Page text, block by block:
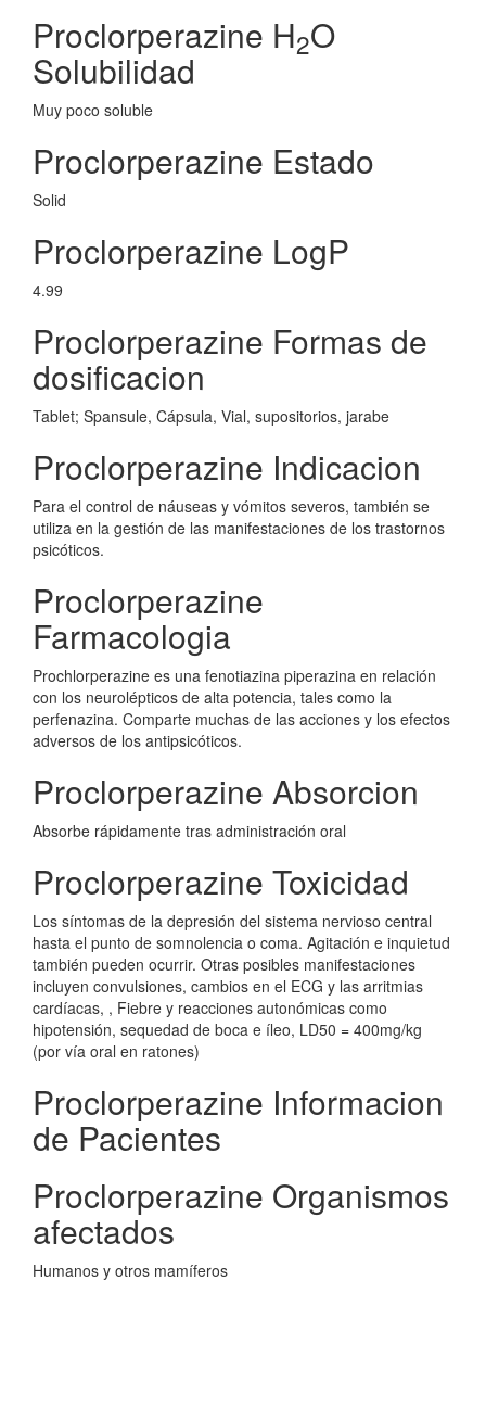
Proclorperazine H2O
Solubilidad
Muy poco soluble
Proclorperazine Estado
Solid
Proclorperazine LogP
4.99
Proclorperazine Formas de
dosificacion
Tablet; Spansule, Cápsula, Vial, supositorios, jarabe
Proclorperazine Indicacion
Para el control de náuseas y vómitos severos, también se
utiliza en la gestión de las manifestaciones de los trastornos
psicóticos.
Proclorperazine
Farmacologia
Prochlorperazine es una fenotiazina piperazina en relación
con los neurolépticos de alta potencia, tales como la
perfenazina. Comparte muchas de las acciones y los efectos
adversos de los antipsicóticos.
Proclorperazine Absorcion
Absorbe rápidamente tras administración oral
Proclorperazine Toxicidad
Los síntomas de la depresión del sistema nervioso central
hasta el punto de somnolencia o coma. Agitación e inquietud
también pueden ocurrir. Otras posibles manifestaciones
incluyen convulsiones, cambios en el ECG y las arritmias
cardíacas, , Fiebre y reacciones autonómicas como
hipotensión, sequedad de boca e íleo, LD50 = 400mg/kg
(por vía oral en ratones)
Proclorperazine Informacion
de Pacientes
Proclorperazine Organismos
afectados
Humanos y otros mamíferos